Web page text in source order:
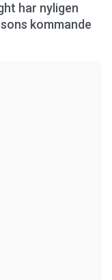
har nyligen
kommande